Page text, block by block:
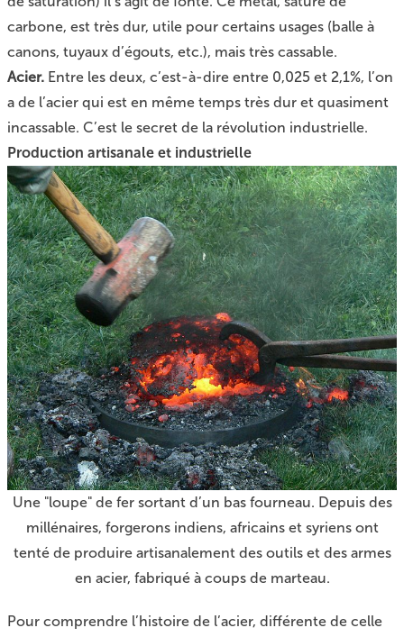
carbone, est très dur, utile pour certains usages (balle à
canons, tuyaux d’égouts, etc.), mais très cassable.
Acier. Entre les deux, c’est-à-dire entre 0,025 et 2,1%, l’on
a de l’acier qui est en même temps très dur et quasiment
incassable. C’est le secret de la révolution industrielle.
Production artisanale et industrielle
Une "loupe" de fer sortant d’un bas fourneau. Depuis des
millénaires, forgerons indiens, africains et syriens ont
tenté de produire artisanalement des outils et des armes
en acier, fabriqué à coups de marteau.
Pour comprendre l’histoire de l’acier, différente de celle